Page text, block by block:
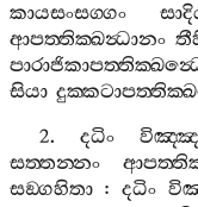
කායසංසග‍්ගං
ආපත‍්තික‍්ඛන්‍ධානං
සියා
2. දධිං
සත‍්තන‍්නං
සඞ‍්ගහිතා :දධිං